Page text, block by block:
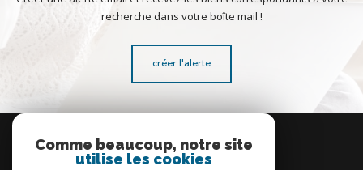
recherche dans votre boîte mail !
créer l'alerte
connecter
Comme beaucoup, notre site
utilise les cookies